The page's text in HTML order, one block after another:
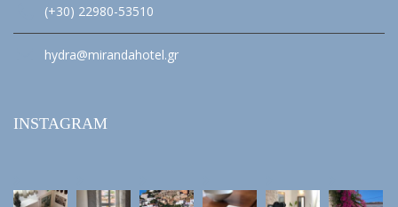
(+30) 22980-53510
hydra@mirandahotel.gr
INSTAGRAM